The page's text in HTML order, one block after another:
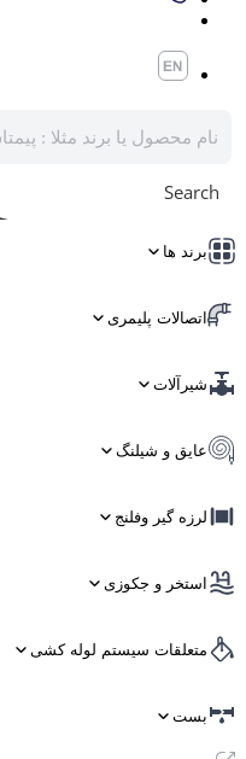
Search
برند ها
اتصالات پلیمری
شیرآلات
عایق و شیلنگ
لرزه گیر وفلنج
استخر و جکوزی
متعلقات سیستم لوله کشی
بست